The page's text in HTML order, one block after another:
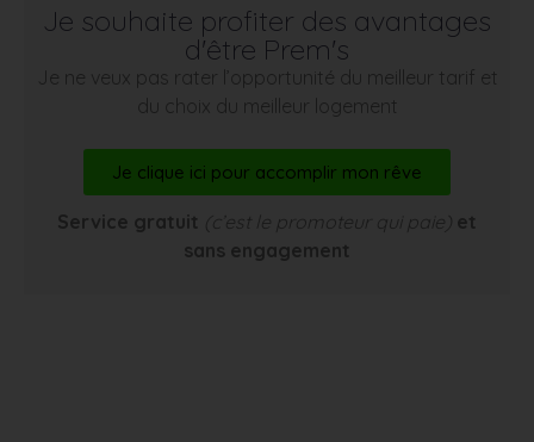
Je souhaite profiter des avantages
d'être Prem's
Je ne veux pas rater l’opportunité du meilleur tarif et
du choix du meilleur logement
Je clique ici pour accomplir mon rêve
Service gratuit (c’est le promoteur qui paie) et
sans engagement